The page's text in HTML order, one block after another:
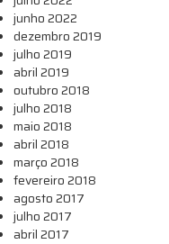
junho 2022
dezembro 2019
julho 2019
abril 2019
outubro 2018
julho 2018
maio 2018
abril 2018
março 2018
fevereiro 2018
agosto 2017
julho 2017
abril 2017